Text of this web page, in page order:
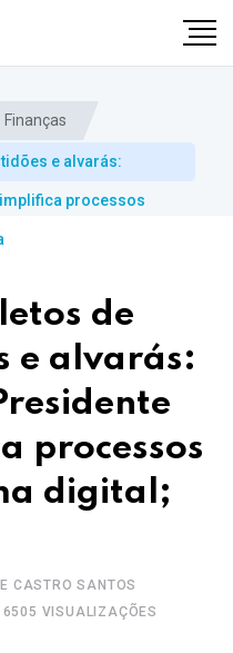
Finanças
e alvarás:
processos
de
e alvarás:
processos
digital;
CASTRO SANTOS
6505 VISUALIZAÇÕES